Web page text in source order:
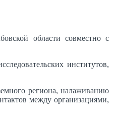
области совместно с
институтов,
региона, налаживанию
между организациями,